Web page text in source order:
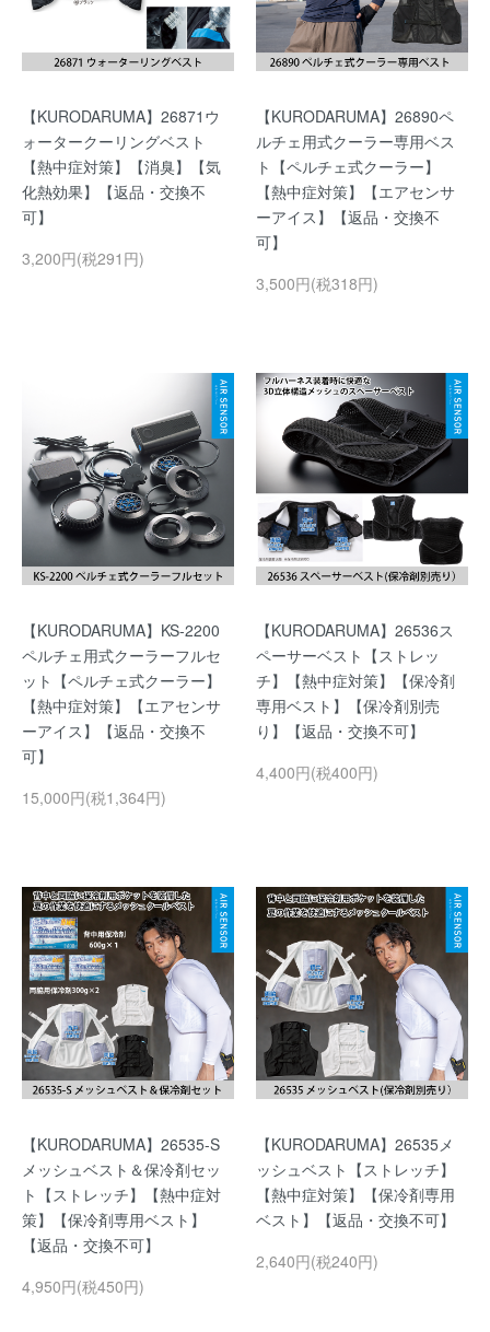
【KURODARUMA】26871ウ
ォータークーリングベスト
【熱中症対策】【消臭】【気
化熱効果】【返品・交換不
可】
3,200円(税291円)
【KURODARUMA】26890ペ
ルチェ用式クーラー専用ベス
ト【ペルチェ式クーラー】
【熱中症対策】【エアセンサ
ーアイス】【返品・交換不
可】
3,500円(税318円)
【KURODARUMA】KS-2200
ペルチェ用式クーラーフルセ
ット【ペルチェ式クーラー】
【熱中症対策】【エアセンサ
ーアイス】【返品・交換不
可】
15,000円(税1,364円)
【KURODARUMA】26536ス
ペーサーベスト【ストレッ
チ】【熱中症対策】【保冷剤
専用ベスト】【保冷剤別売
り】【返品・交換不可】
4,400円(税400円)
【KURODARUMA】26535-S
メッシュベスト＆保冷剤セッ
ト【ストレッチ】【熱中症対
策】【保冷剤専用ベスト】
【返品・交換不可】
4,950円(税450円)
【KURODARUMA】26535メ
ッシュベスト【ストレッチ】
【熱中症対策】【保冷剤専用
ベスト】【返品・交換不可】
2,640円(税240円)